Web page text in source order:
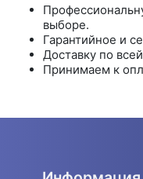
выборе.
Гарантийное и
Доставку по
Принимаем к